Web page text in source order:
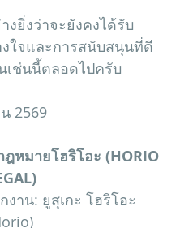
งยิ่งว่าจะยังคงได้รับ
งใจและการสนับสนุนที่ดี
เช่นนี้ตลอดไปครับ
2569
หมายโฮริโอะ (HORIO
าน: ยูสุเกะ โฮริโอะ